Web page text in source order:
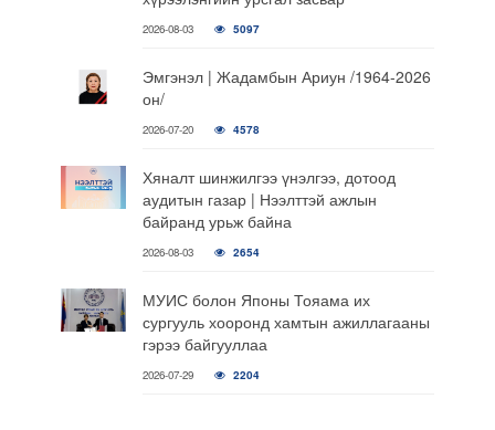
2026-08-03 5097
Эмгэнэл | Жадамбын Ариун /1964-2026
он/
2026-07-20 4578
Хяналт шинжилгээ үнэлгээ, дотоод
аудитын газар | Нээлттэй ажлын
байранд урьж байна
2026-08-03 2654
МУИС болон Японы Тояама их
сургууль хооронд хамтын ажиллагааны
гэрээ байгууллаа
2026-07-29 2204